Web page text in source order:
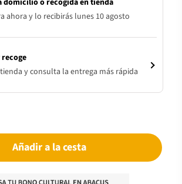
domicilio o recogida en tienda
ahora y lo recibirás lunes 10 agosto
recoge
y consulta la entrega más rápida
Añadir a la cesta